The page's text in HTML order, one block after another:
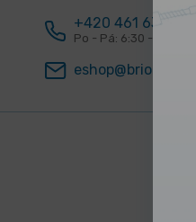
+420 461 634 161
Po - Pá: 6:30 - 15:00
eshop@briol.cz